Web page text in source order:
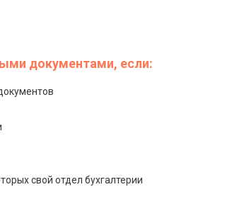
документами, если:
свой отдел бухгалтерии